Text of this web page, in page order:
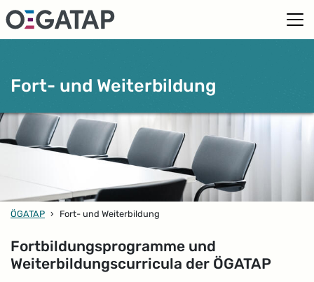
Fort- und Weiterbildung
ÖGATAP › Fort- und Weiterbildung
Fortbildungsprogramme und
Weiterbildungscurricula der ÖGATAP